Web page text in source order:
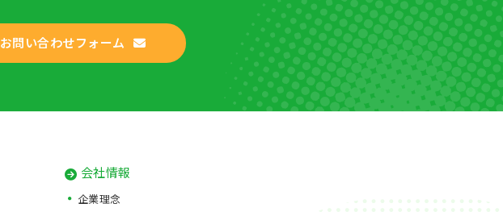
お問い合わせフォーム
会社情報
企業理念